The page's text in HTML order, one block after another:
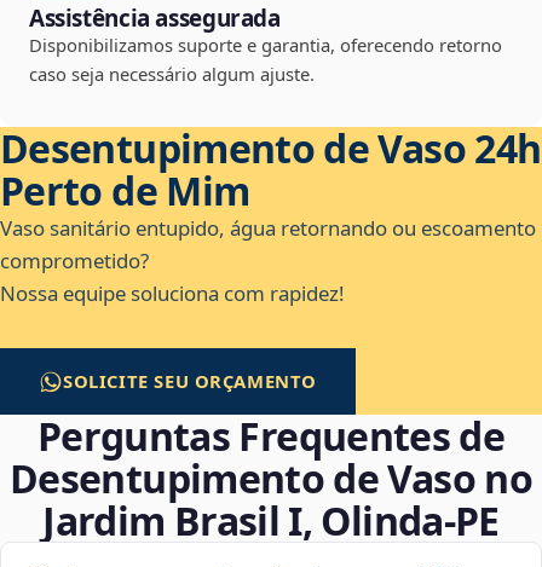
Assistência assegurada
Disponibilizamos suporte e garantia, oferecendo retorno
caso seja necessário algum ajuste.
Desentupimento de Vaso 24h
Perto de Mim
Vaso sanitário entupido, água retornando ou escoamento
comprometido?
Nossa equipe soluciona com rapidez!
SOLICITE SEU ORÇAMENTO
Perguntas Frequentes de
Desentupimento de Vaso no
Jardim Brasil I, Olinda‑PE